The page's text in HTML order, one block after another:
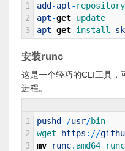
1
2
3
add -apt- repository
apt-get update
apt-get install
安装runc
这是一个轻巧的CLI工具，
进程。
1
2
3
pushd /usr/bin
wget
https : //
mv
runc.amd64
runc